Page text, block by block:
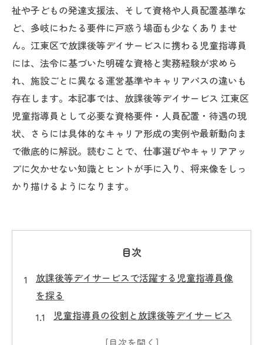
祉や子どもの発達支援法、そして資格や人員配置基準な
ど、多岐にわたる要件に戸惑う場面も少なくありませ
ん。江東区で放課後等デイサービスに携わる児童指導員
には、法令に基づいた明確な資格と実務経験が求めら
れ、施設ごとに異なる運営基準やキャリアパスの違いも
存在します。本記事では、放課後等デイサービス 江東区
児童指導員として必要な資格要件・人員配置・待遇の現
状、さらには具体的なキャリア形成の実例や最新動向ま
で徹底的に解説。読むことで、仕事選びやキャリアアッ
プに欠かせない知識とヒントが手に入り、将来像をしっ
かり描けるようになります。
目次
放課後等デイサービスで活躍する児童指導員像
を探る
児童指導員の役割と放課後等デイサービス